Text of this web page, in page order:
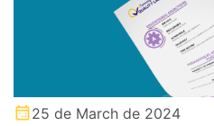
25 de March de 2024